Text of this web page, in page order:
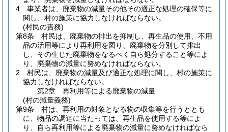
4
事業者は、廃棄物の減量その他その適正な処理の確保等に
関し、村の施策に協力しなければならない。
(村民の責務)
第8条
村民は、廃棄物の排出を抑制し、再生品の使用、不用
品の活用等により再利用を図り、廃棄物を分別して排出
し、その生じた廃棄物をなるべく自ら処分すること等によ
り、廃棄物の減量に努めなければならない。
2
村民は、廃棄物の減量及び適正な処理に関し、村の施策に
協力しなければならない。
第2章
再利用等による廃棄物の減量
(村の減量義務)
第9条
村は、再利用の対象となる物の収集等を行うととも
に、物品の調達に当たっては、再生品を使用する等によ
り、自ら再利用等による廃棄物の減量に努めなければなら